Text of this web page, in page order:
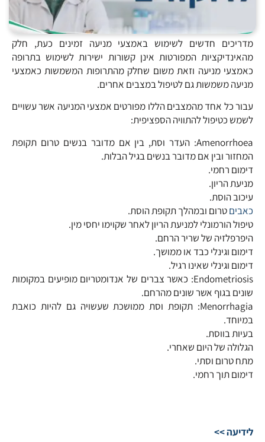
מדריכים חדשים לשימוש באמצעי מניעה זמינים כעת, חלק
מהאינדיקציות המפורטות אינן קשורות ישירות לשימוש בתרופה
כאמצעי מניעה וזאת משום שחלק מהתרופות המשמשות כאמצעי
מניעה משמשות גם לטיפול במצבים אחרים.
עבור כל אחד מהמצבים הללו מפורטים אמצעי המניעה אשר עשויים
לשמש כטיפול להתוויה הספציפית:
Amenorrhoea: העדר וסת, בין אם מדובר בנשים טרום תקופת
המחזור ובין אם מדובר בנשים בגיל הבלות.
דימום רחמי.
מניעת הריון.
עיכוב הוסת.
כאביםטרום ובמהלך תקופת הוסת.
טיפול הורמונלי למניעת הריון לאחר שקוימו יחסי מין.
היפרפלזיה של שריר הרחם.
דימום וגינלי כבד או ממושך.
דימום וגינלי שאינו רגיל.
Endometriosis: כאשר צברים של אנדומטריום מופיעים במקומות
שונים בגוף אשר שונים מהרחם.
Menorrhagia: תקופת וסת ממושכת שעשויה גם להיות כואבת
במיוחד.
בעיות בווסת.
הגלולה של היום שאחרי.
מתח טרום וסתי.
דימום תוך רחמי.
לידיעה >>